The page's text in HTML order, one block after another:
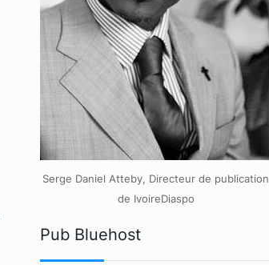
Serge Daniel Atteby, Directeur de publication
de IvoireDiaspo
Pub Bluehost